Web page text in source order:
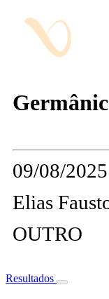
09/08/2025
Elias
OUTRO
Resultados